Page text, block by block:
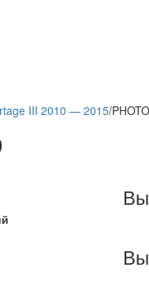
III 2010 — 2015/